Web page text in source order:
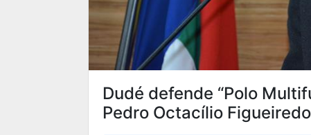
Dudé defende “Polo
Pedro Octacílio Figueiredo